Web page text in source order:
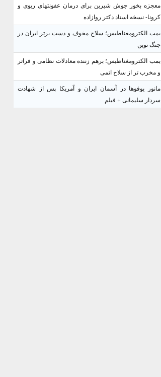
معجزه بخور جوش شیرین برای درمان عفونتهای ریوی و
کرونا- نسخه استاد دکتر روازاده
بمب الکترومغناطیس؛ سلاح مخوف و دست برتر ایران در
جنگ نوین
بمب الکترومغناطیس؛ برهم زننده معادلات نظامی و فراتر
و مخرب تر از سلاح اتمی
مانور یوفوها در آسمان ایران و آمریکا پس از شهادت
سردار سلیمانی + فیلم